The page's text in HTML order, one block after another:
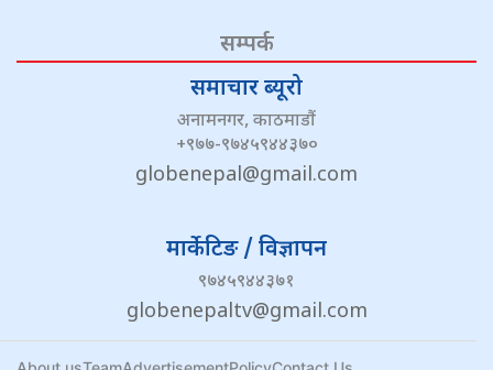
सम्पर्क
समाचार ब्यूरो
अनामनगर, काठमाडौं
+९७७-९७४५९४४३७०
globenepal@gmail.com
मार्केटिङ / विज्ञापन
९७४५९४४३७१
globenepaltv@gmail.com